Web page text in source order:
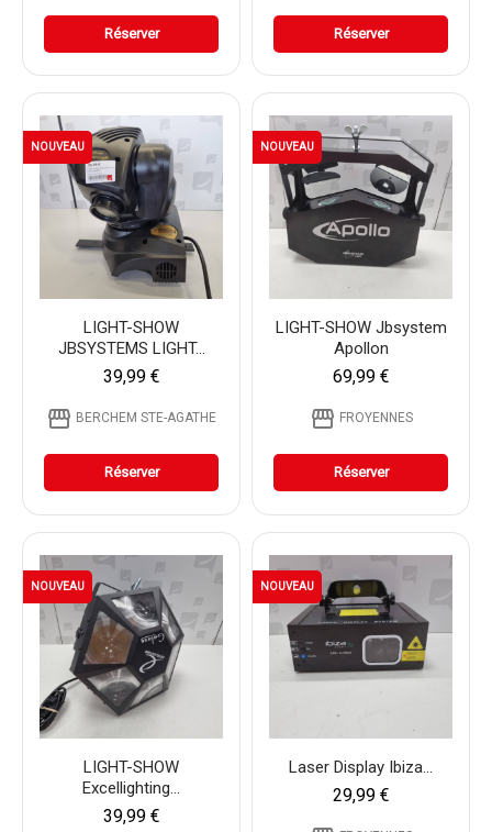
Réserver Réserver
LIGHT-SHOW
JBSYSTEMS LIGHT...
39,99 €
storefront BERCHEM STE-AGATHE
Réserver
NOUVEAU
LIGHT-SHOW Jbsystem
Apollon
69,99 €
storefront FROYENNES
Réserver
NOUVEAU
LIGHT-SHOW
Excellighting...
39,99 €
NOUVEAU
Laser Display Ibiza...
29,99 €
NOUVEAU